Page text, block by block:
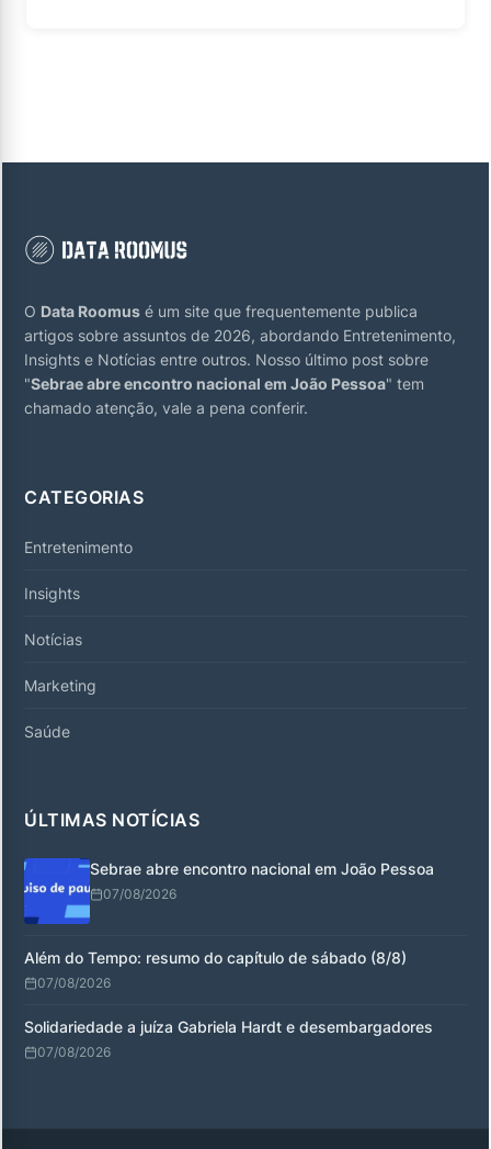
O Data Roomus é um site que frequentemente publica
artigos sobre assuntos de 2026, abordando Entretenimento,
Insights e Notícias entre outros. Nosso último post sobre
"Sebrae abre encontro nacional em João Pessoa" tem
chamado atenção, vale a pena conferir.
CATEGORIAS
Entretenimento
Insights
Notícias
Marketing
Saúde
ÚLTIMAS NOTÍCIAS
Sebrae abre encontro nacional em João Pessoa
07/08/2026
Além do Tempo: resumo do capítulo de sábado (8/8)
07/08/2026
Solidariedade a juíza Gabriela Hardt e desembargadores
07/08/2026